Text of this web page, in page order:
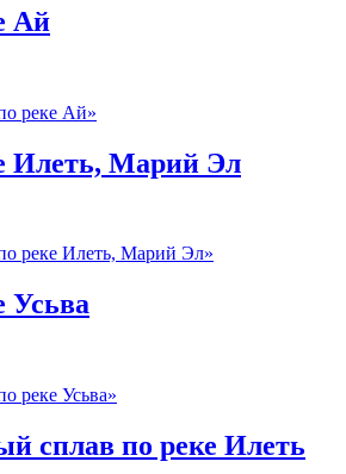
Ай
реке Ай»
Илеть, Марий Эл
реке Илеть, Марий Эл»
Усьва
реке Усьва»
сплав по реке Илеть